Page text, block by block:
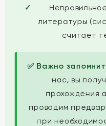
литературы
считает
✅ Важно
нас, вы
прохождения
проводим
при